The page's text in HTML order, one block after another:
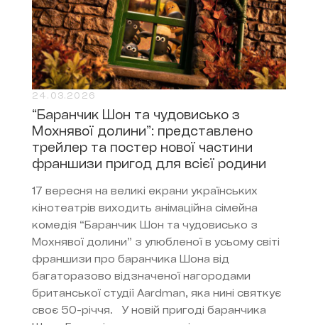
24.03.2026
“Баранчик Шон та чудовисько з
Мохнявої долини”: представлено
трейлер та постер нової частини
франшизи пригод для всієї родини
17 вересня на великі екрани українських
кінотеатрів виходить анімаційна сімейна
комедія “Баранчик Шон та чудовисько з
Мохнявої долини” з улюбленої в усьому світі
франшизи про баранчика Шона від
багаторазово відзначеної нагородами
британської студії Aardman, яка нині святкує
своє 50-річчя. У новій пригоді баранчика